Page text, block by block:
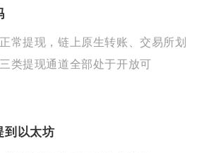
常提现，链上原生转账、交易所划
类提现通道全部处于开放可
到以太坊